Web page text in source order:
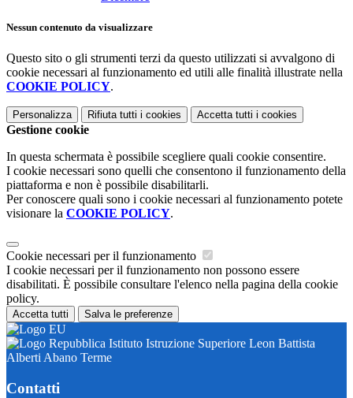
Nessun contenuto da visualizzare
Questo sito o gli strumenti terzi da questo utilizzati si avvalgono di
cookie necessari al funzionamento ed utili alle finalità illustrate nella
COOKIE POLICY.
Personalizza Rifiuta tutti i cookies Accetta tutti i cookies
Gestione cookie
In questa schermata è possibile scegliere quali cookie consentire.
I cookie necessari sono quelli che consentono il funzionamento della
piattaforma e non è possibile disabilitarli.
Per conoscere quali sono i cookie necessari al funzionamento potete
visionare la COOKIE POLICY.
Cookie necessari per il funzionamento
I cookie necessari per il funzionamento non possono essere
disabilitati. È possibile consultare l'elenco nella pagina della cookie
policy.
Accetta tutti Salva le preferenze
Istituto Istruzione Superiore Leon Battista
Alberti Abano Terme
Contatti